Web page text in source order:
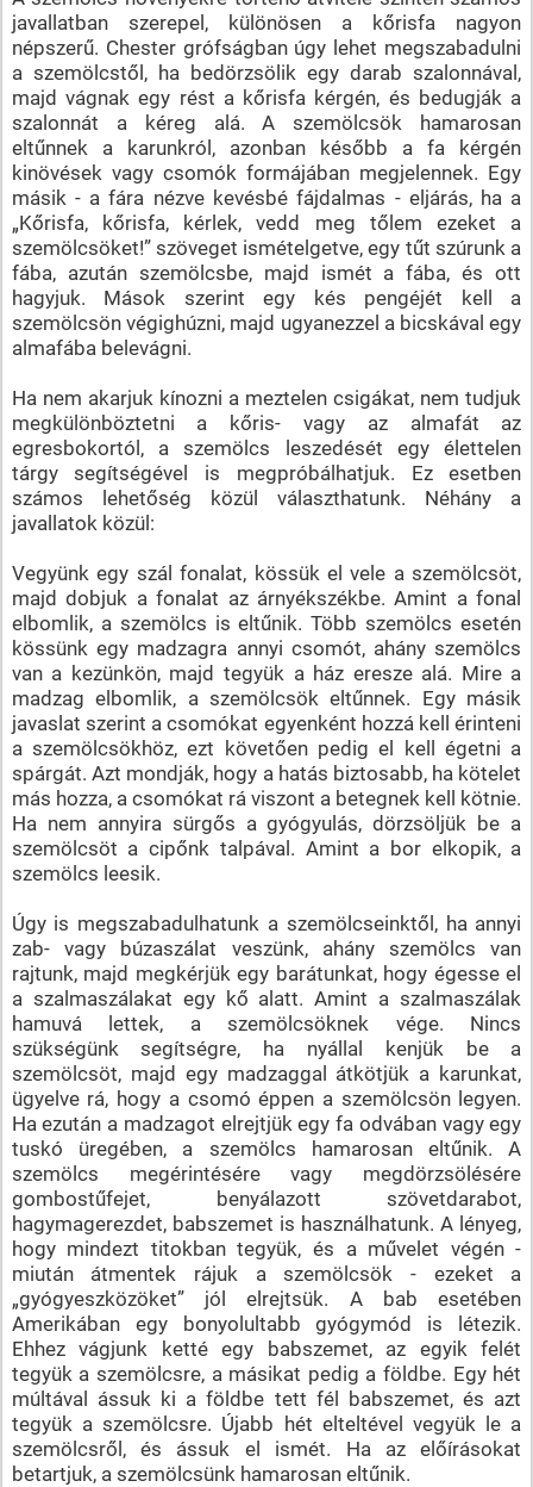
javallatban szerepel, különösen a kőrisfa nagyon
népszerű. Chester grófságban úgy lehet megszabadulni
a szemölcstől, ha bedörzsölik egy darab szalonnával,
majd vágnak egy rést a kőrisfa kérgén, és bedugják a
szalonnát a kéreg alá. A szemölcsök hamarosan
eltűnnek a karunkról, azonban később a fa kérgén
kinövések vagy csomók formájában megjelennek. Egy
másik - a fára nézve kevésbé fájdalmas - eljárás, ha a
„Kőrisfa, kőrisfa, kérlek, vedd meg tőlem ezeket a
szemölcsöket!” szöveget ismételgetve, egy tűt szúrunk a
fába, azután szemölcsbe, majd ismét a fába, és ott
hagyjuk. Mások szerint egy kés pengéjét kell a
szemölcsön végighúzni, majd ugyanezzel a bicskával egy
almafába belevágni.
Ha nem akarjuk kínozni a meztelen csigákat, nem tudjuk
megkülönböztetni a kőris- vagy az almafát az
egresbokortól, a szemölcs leszedését egy élettelen
tárgy segítségével is megpróbálhatjuk. Ez esetben
számos lehetőség közül választhatunk. Néhány a
javallatok közül:
Vegyünk egy szál fonalat, kössük el vele a szemölcsöt,
majd dobjuk a fonalat az árnyékszékbe. Amint a fonal
elbomlik, a szemölcs is eltűnik. Több szemölcs esetén
kössünk egy madzagra annyi csomót, ahány szemölcs
van a kezünkön, majd tegyük a ház eresze alá. Mire a
madzag elbomlik, a szemölcsök eltűnnek. Egy másik
javaslat szerint a csomókat egyenként hozzá kell érinteni
a szemölcsökhöz, ezt követően pedig el kell égetni a
spárgát. Azt mondják, hogy a hatás biztosabb, ha kötelet
más hozza, a csomókat rá viszont a betegnek kell kötnie.
Ha nem annyira sürgős a gyógyulás, dörzsöljük be a
szemölcsöt a cipőnk talpával. Amint a bor elkopik, a
szemölcs leesik.
Úgy is megszabadulhatunk a szemölcseinktől, ha annyi
zab- vagy búzaszálat veszünk, ahány szemölcs van
rajtunk, majd megkérjük egy barátunkat, hogy égesse el
a szalmaszálakat egy kő alatt. Amint a szalmaszálak
hamuvá lettek, a szemölcsöknek vége. Nincs
szükségünk segítségre, ha nyállal kenjük be a
szemölcsöt, majd egy madzaggal átkötjük a karunkat,
ügyelve rá, hogy a csomó éppen a szemölcsön legyen.
Ha ezután a madzagot elrejtjük egy fa odvában vagy egy
tuskó üregében, a szemölcs hamarosan eltűnik. A
szemölcs megérintésére vagy megdörzsölésére
gombostűfejet, benyálazott szövetdarabot,
hagymagerezdet, babszemet is használhatunk. A lényeg,
hogy mindezt titokban tegyük, és a művelet végén -
miután átmentek rájuk a szemölcsök - ezeket a
„gyógyeszközöket” jól elrejtsük. A bab esetében
Amerikában egy bonyolultabb gyógymód is létezik.
Ehhez vágjunk ketté egy babszemet, az egyik felét
tegyük a szemölcsre, a másikat pedig a földbe. Egy hét
múltával ássuk ki a földbe tett fél babszemet, és azt
tegyük a szemölcsre. Újabb hét elteltével vegyük le a
szemölcsről, és ássuk el ismét. Ha az előírásokat
betartjuk, a szemölcsünk hamarosan eltűnik.